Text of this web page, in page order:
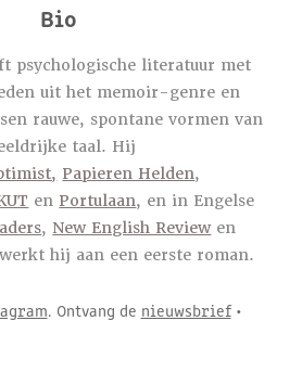
Bio
psychologische literatuur met
uit het memoir-genre en
rauwe, spontane vormen van
taal. Hij
Papieren Helden,
en Portulaan, en in Engelse
,New English Reviewen
hij aan een eerste roman.
. Ontvang de nieuwsbrief•